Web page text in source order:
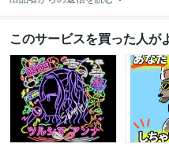
このサービスを買った人が